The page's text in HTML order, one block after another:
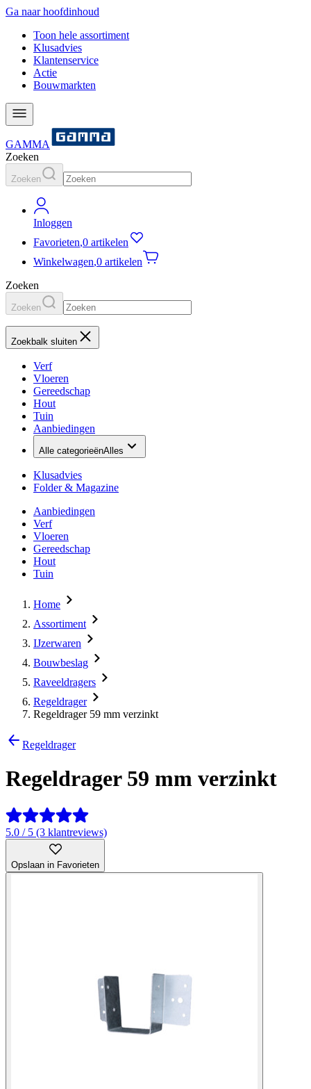
Ga naar hoofdinhoud
Toon hele assortiment
Klusadvies
Klantenservice
Actie
Bouwmarkten
GAMMA
Zoeken
Zoeken
Inloggen
Favorieten,0 artikelen
Winkelwagen,0 artikelen
Zoeken
Zoeken
Zoekbalk sluiten
Verf
Vloeren
Gereedschap
Hout
Tuin
Aanbiedingen
Alle categorieënAlles
Klusadvies
Folder & Magazine
Aanbiedingen
Verf
Vloeren
Gereedschap
Hout
Tuin
Home
Assortiment
IJzerwaren
Bouwbeslag
Raveeldragers
Regeldrager
Regeldrager 59 mm verzinkt
Regeldrager
Regeldrager 59 mm verzinkt
5.0 / 5 (3 klantreviews)
Opslaan in Favorieten